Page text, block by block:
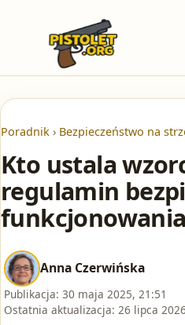
Poradnik › Bezpieczeństwo na
Kto ustala
regulamin
Anna Czerwińska
Publikacja: 30 maja 2025, 21:51
Ostatnia aktualizacja: 26 lipca